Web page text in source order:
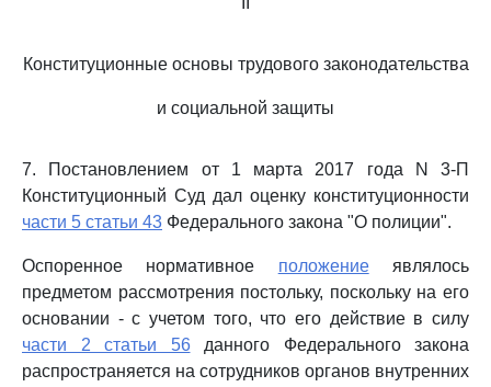
Конституционные основы трудового законодательства
и социальной защиты
7. Постановлением от 1 марта 2017 года N 3-П
Конституционный Суд дал оценку конституционности
части 5 статьи 43 Федерального закона "О полиции".
Оспоренное нормативное положениеявлялось
предметом рассмотрения постольку, поскольку на его
основании - с учетом того, что его действие в силу
части 2 статьи 56данного Федерального закона
распространяется на сотрудников органов внутренних